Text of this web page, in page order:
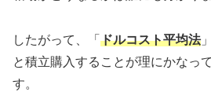
したがって、「 ドルコスト平均法
と積立購入することが理にかなっ
す。